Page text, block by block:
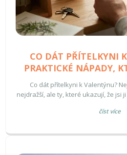
CO DÁT PŘÍTELKYNI
PRAKTICKÉ NÁPADY,
ZAZNÍ
Co dát přítelkyni k Valentýnu?
nejdražší, ale ty, které ukazují, že jsi
číst více